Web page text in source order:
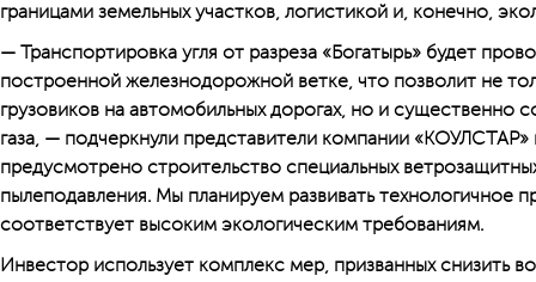
границами земельных участков, логистикой и, конечно,
— Транспортировка угля от разреза «Богатырь» будет
построенной железнодорожной ветке, что позволит не
грузовиков на автомобильных дорогах, но и существенно
газа, — подчеркнули представители компании
предусмотрено строительство специальных
пылеподавления. Мы планируем развивать технологичное
соответствует высоким экологическим требованиям.
Инвестор использует комплекс мер, призванных снизить